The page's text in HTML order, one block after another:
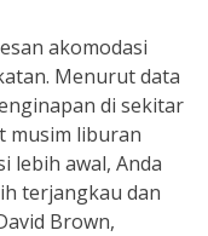
akomodasi
Menurut data
di sekitar
musim liburan
lebih awal, Anda
terjangkau dan
Brown,